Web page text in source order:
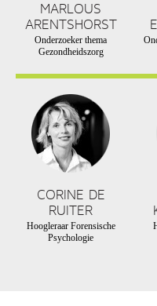
MARLOUS
ARENTSHORST
Onderzoeker thema
Gezondheidszorg
CORINE DE
RUITER
Hoogleraar Forensische
Psychologie